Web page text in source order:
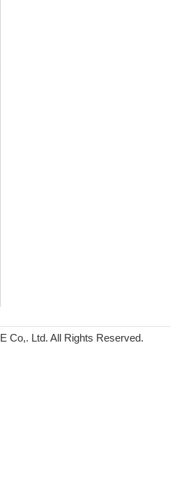
Co,. Ltd. All Rights Reserved.